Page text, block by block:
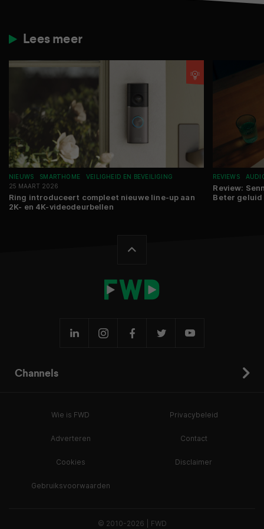
Lees meer
NIEUWS SMARTHOME
VEILIGHEID EN BEVEILIGING
25 MAART 2026
Ring introduceert compleet nieuwe line-up aan
2K- en 4K-videodeurbellen
REVIEWS
Review:
Beter
Channels
Wie is FWD Privacybeleid
Adverteren Contact
Cookies Disclaimer
Gebruiksvoorwaarden
© 2010-2026 | FWD